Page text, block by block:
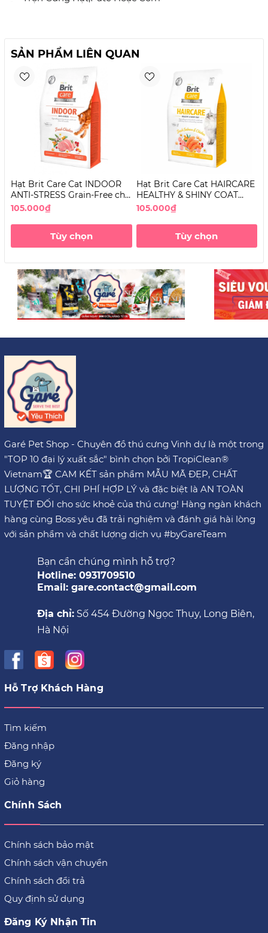
SẢN PHẨM LIÊN QUAN
Hạt Brit Care Cat INDOOR
ANTI-STRESS Grain-Free cho
Mèo
105.000₫
Tùy chọn
Hạt Brit Care Cat HAIRCARE
HEALTHY & SHINY COAT
Grain-Free dưỡng lông cho
105.000₫
Tùy chọn
Garé Pet Shop - Chuyên đồ thú cưng Vinh dự là một trong
"TOP 10 đại lý xuất sắc" bình chọn bởi TropiClean®
Vietnam🏆 CAM KẾT sản phẩm MẪU MÃ ĐẸP, CHẤT
LƯỢNG TỐT, CHI PHÍ HỢP LÝ và đặc biệt là AN TOÀN
TUYỆT ĐỐI cho sức khoẻ của thú cưng! Hàng ngàn khách
hàng cùng Boss yêu đã trải nghiệm và đánh giá hài lòng
với sản phẩm và chất lượng dịch vụ #byGareTeam
Bạn cần chúng mình hỗ trợ?
Hotline: 0931709510
Email: gare.contact@gmail.com
Địa chỉ: Số 454 Đường Ngọc Thụy, Long Biên,
Hà Nội
Hỗ Trợ Khách Hàng
Tìm kiếm
Đăng nhập
Đăng ký
Giỏ hàng
Chính Sách
Chính sách bảo mật
Chính sách vận chuyển
Chính sách đổi trả
Quy định sử dụng
Đăng Ký Nhận Tin